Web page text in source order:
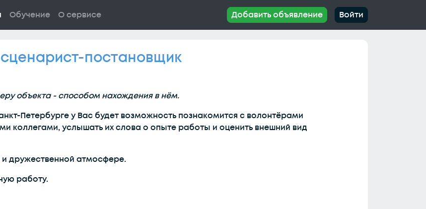
Обучение О сервисе Добавить объявление Войти
постановщик
объекта - способом нахождения в нём.
Петербурге у Вас будет возможность познакомится с волонтёрами
коллегами, услышать их слова о опыте работы и оценить внешний вид
дружественной атмосфере.
работу.